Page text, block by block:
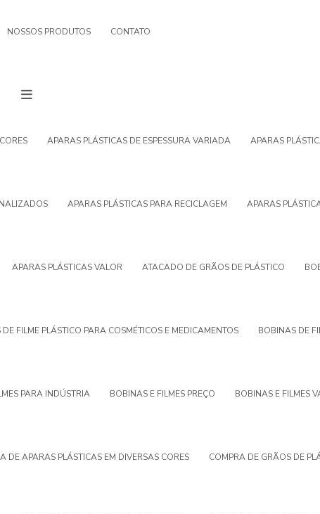
NOSSOS PRODUTOS CONTATO
APARAS PLÁSTICAS DE ESPESSURA VARIADA APARAS
APARAS PLÁSTICAS PARA RECICLAGEM APARAS
APARAS PLÁSTICAS VALOR ATACADO DE GRÃOS DE PLÁSTICO
FILME PLÁSTICO PARA COSMÉTICOS E MEDICAMENTOS BOBINAS DE
PARA INDÚSTRIA BOBINAS E FILMES PREÇO BOBINAS E FILMES
DE APARAS PLÁSTICAS EM DIVERSAS CORES COMPRA DE GRÃOS DE